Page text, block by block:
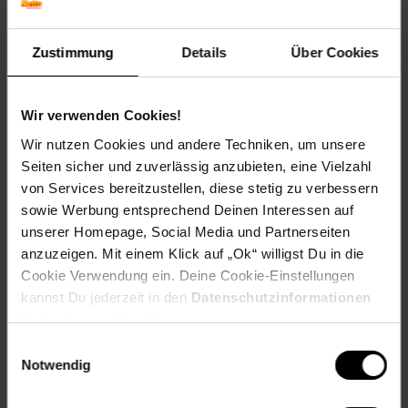
Zustimmung Details Über Cookies
Wir verwenden Cookies!
Wir nutzen Cookies und andere Techniken, um unsere
Seiten sicher und zuverlässig anzubieten, eine Vielzahl
von Services bereitzustellen, diese stetig zu verbessern
sowie Werbung entsprechend Deinen Interessen auf
unserer Homepage, Social Media und Partnerseiten
anzuzeigen. Mit einem Klick auf „Ok“ willigst Du in die
Cookie Verwendung ein. Deine Cookie-Einstellungen
kannst Du jederzeit in den Datenschutzinformationen
ändern bzw. widerrufen.
Notwendig
Geschmack: X
Frucht: Keine Frucht
Standort und Pflege
Pflegeaufwand: Mittel
Lichtbedarf: Halbschattig-Schattig
Wasserbedarf: Mittel
Rückschnitt: Rückschnitt im Frühjahr.
Schnittverträglichkeit: Gut
Bodenansprüche: humos und gut durchlässig
Nährstoffgehalt: Mittel
Frosthärte: bis -15 °C
Verwendung: Bodendecker, Kübelpflanze, Steingarten,
Gräserbeet, Uferbepflanzung
Eigenschaften